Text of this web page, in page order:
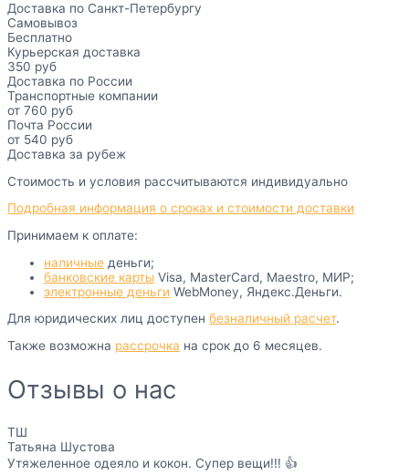
Доставка по Санкт-Петербургу
Самовывоз
Бесплатно
Курьерская доставка
350 руб
Доставка по России
Транспортные компании
от 760 руб
Почта России
от 540 руб
Доставка за рубеж
Стоимость и условия рассчитываются индивидуально
Подробная информация о сроках и стоимости доставки
Принимаем к оплате:
наличные деньги;
банковские карты Visa, MasterCard, Maestro, МИР;
электронные деньги WebMoney, Яндекс.Деньги.
Для юридических лиц доступен безналичный расчет.
Также возможна рассрочка на срок до 6 месяцев.
Отзывы о нас
ТШ
Татьяна Шустова
Утяжеленное одеяло и кокон. Супер вещи!!! 👍